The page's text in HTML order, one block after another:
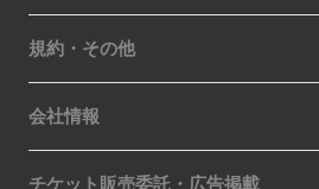
規約・その他
会社情報
チケット販売委託・広告掲載